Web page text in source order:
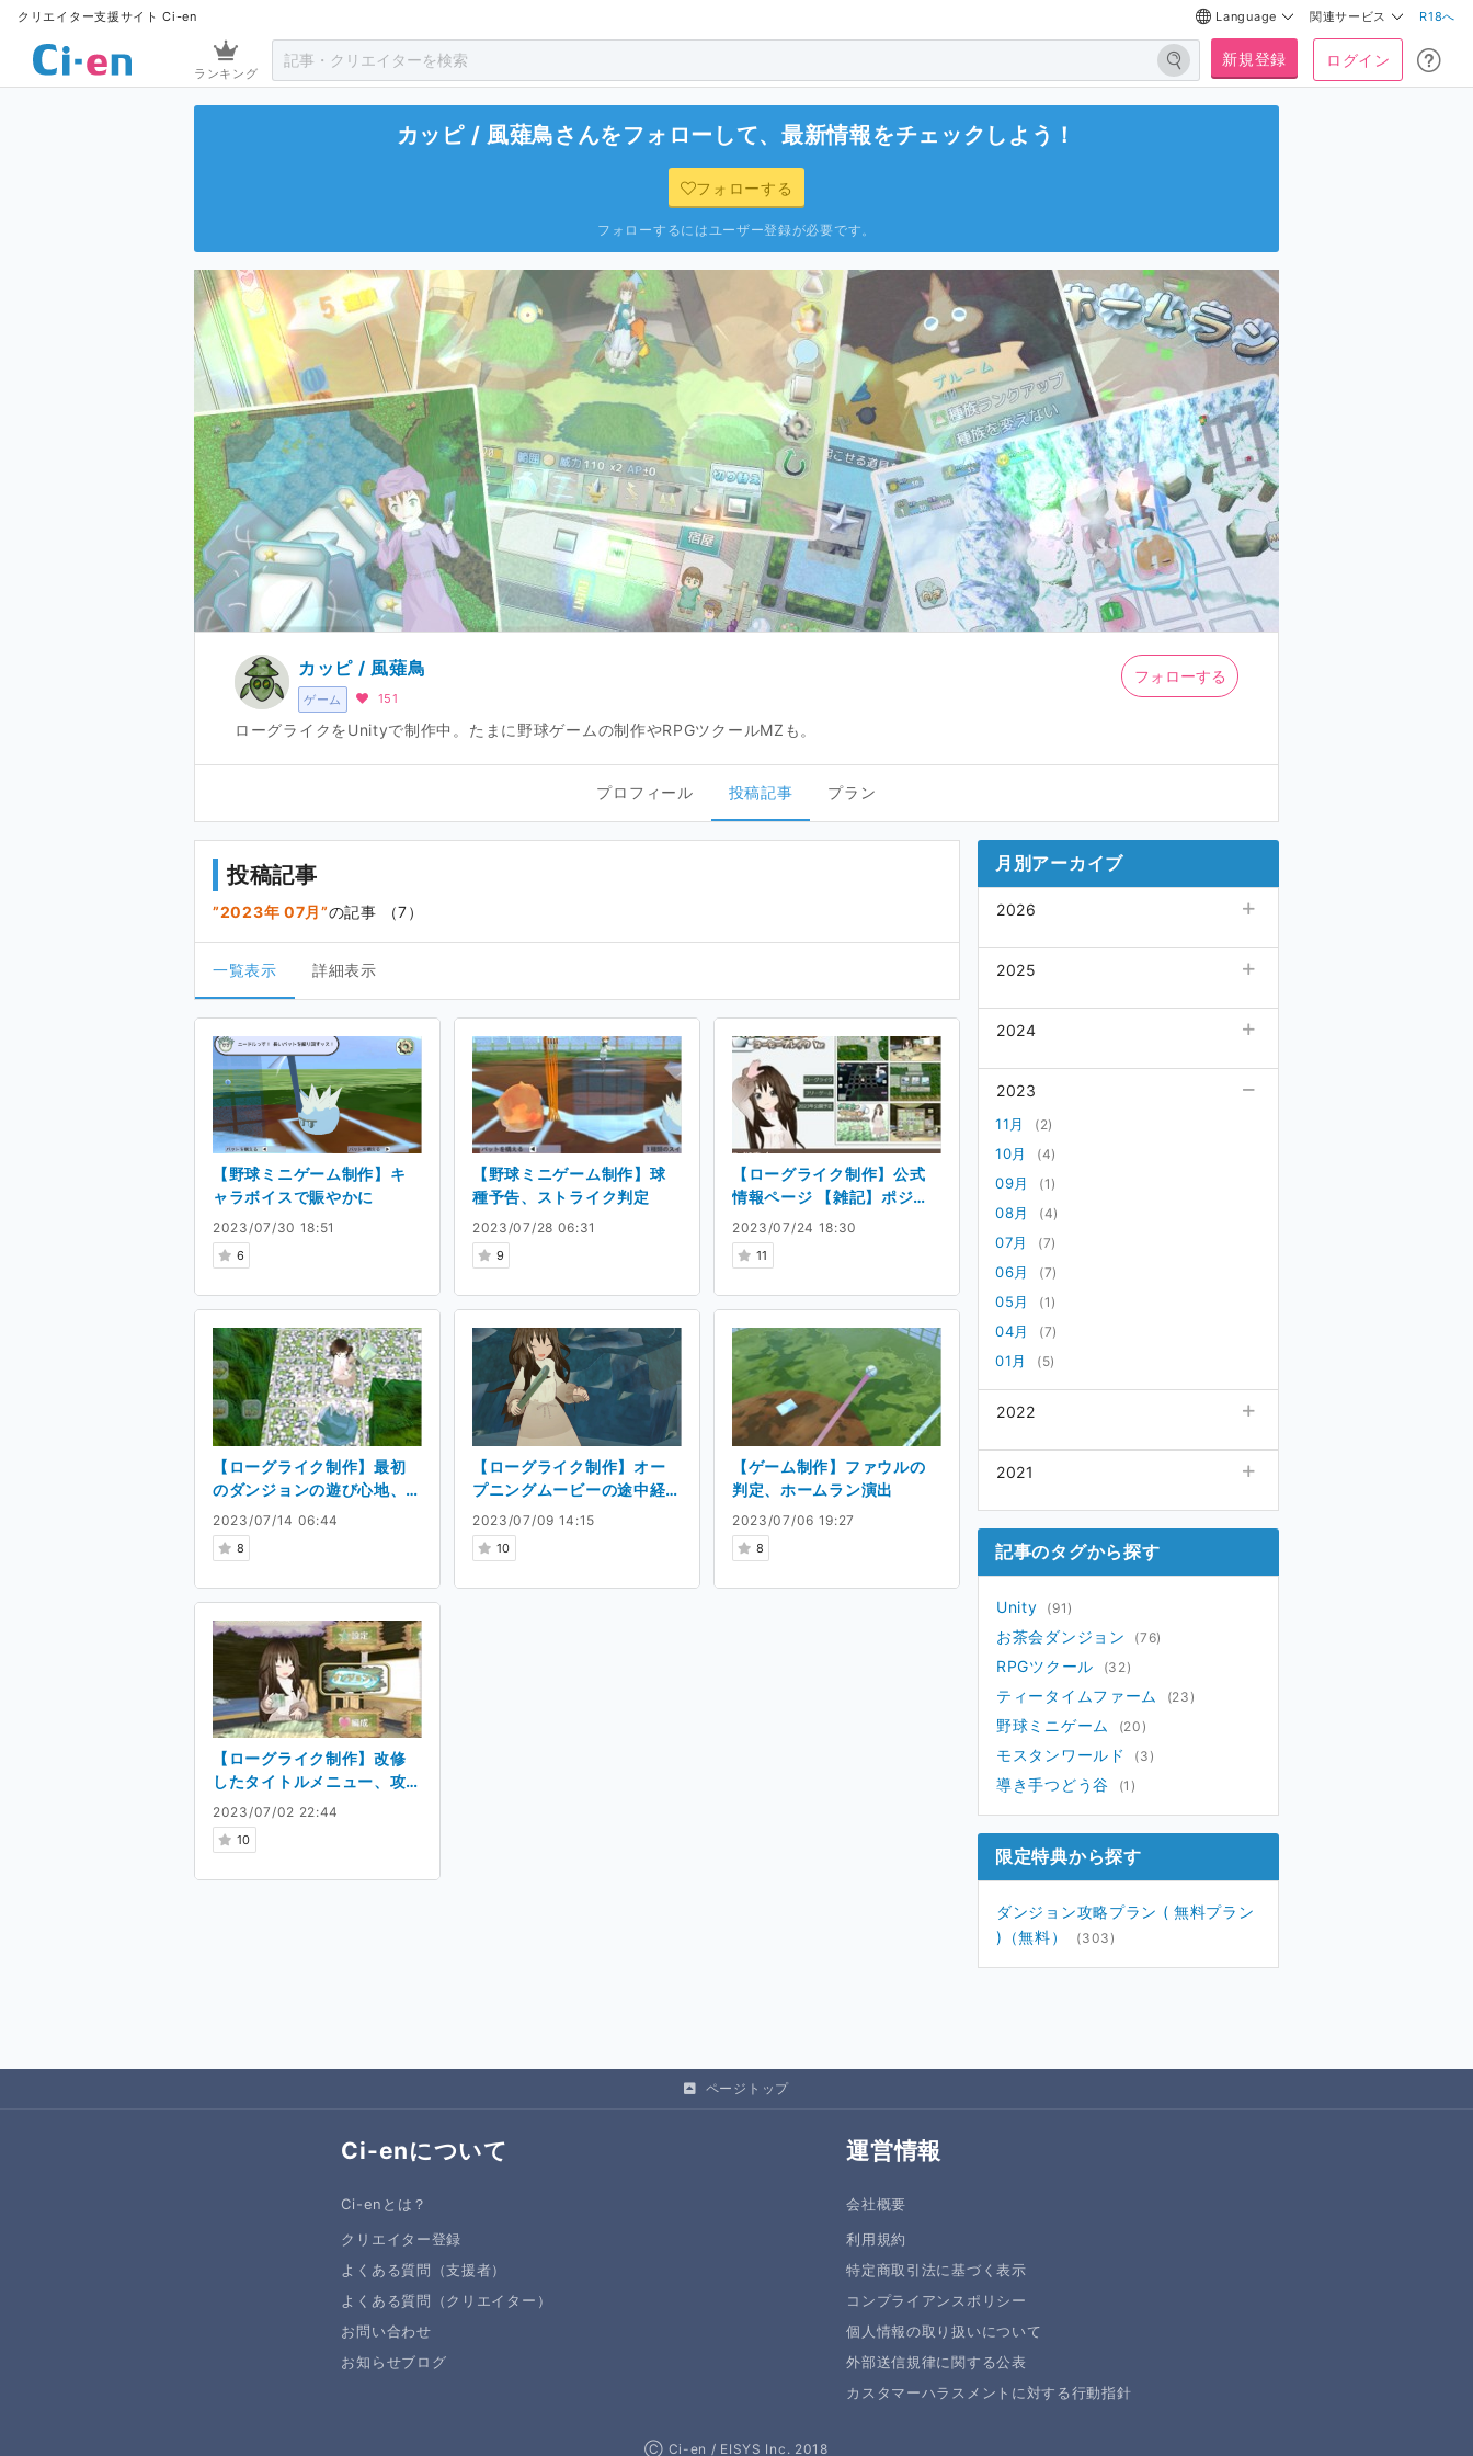
クリエイター支援サイト Ci-en Language 関連サービス R18へ
ランキング
新規登録 ログイン
カッピ / 風薙鳥さんをフォローして、最新情報をチェックしよう！
フォローする
フォローするにはユーザー登録が必要です。
ゲーム
カッピ / 風薙鳥
151
ローグライクをUnityで制作中。たまに野球ゲームの制作やRPGツクールMZも。
フォローする
プロフィール 投稿記事 プラン
投稿記事
2023年 07月 の記事 （7）
一覧表示 詳細表示
2023/07/30 18:51
6
【野球ミニゲーム制作】キ
ャラボイスで賑やかに
2023/07/28 06:31
9
【野球ミニゲーム制作】球
種予告、ストライク判定
2023/07/24 18:30
11
【ローグライク制作】公式
情報ページ 【雑記】ポジテ
ィブ創作活動
2023/07/14 06:44
8
【ローグライク制作】最初
のダンジョンの遊び心地、
VS不具合の山
2023/07/09 14:15
10
【ローグライク制作】オー
プニングムービーの途中経
過、主な使用ツール
2023/07/06 19:27
8
【ゲーム制作】ファウルの
判定、ホームラン演出
2023/07/02 22:44
10
【ローグライク制作】改修
したタイトルメニュー、攻
略の結果による変化
月別アーカイブ
2026
06月
03月
2025
07月
05月
03月 (3)
02月 (1)
01月 (1)
2024
11月 (4)
10月 (2)
09月 (3)
08月 (1)
07月 (3)
06月 (2)
05月 (4)
04月 (2)
03月 (2)
02月 (3)
01月 (7)
2023
11月 (2)
10月 (4)
09月 (1)
08月 (4)
07月 (7)
06月 (7)
05月 (1)
04月 (7)
01月 (5)
2022
11月
09月
08月 (5)
2021
10月 (31)
記事のタグから探す
Unity (91)
お茶会ダンジョン (76)
RPGツクール (32)
ティータイムファーム (23)
野球ミニゲーム (20)
モスタンワールド (3)
導き手つどう谷 (1)
限定特典から探す
ダンジョン攻略プラン ( 無料プラン
)（無料）
(303)
ページトップ
Ci-enについて
Ci-enとは？
クリエイター登録
よくある質問（支援者）
よくある質問（クリエイター）
お問い合わせ
お知らせブログ
運営情報
会社概要
利用規約
特定商取引法に基づく表示
コンプライアンスポリシー
個人情報の取り扱いについて
外部送信規律に関する公表
カスタマーハラスメントに対する行動指針
Ⓒ Ci-en / EISYS Inc. 2018